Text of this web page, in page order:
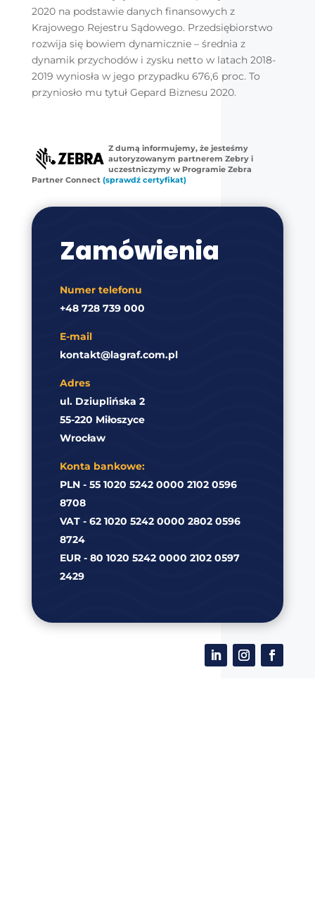
2020 na podstawie danych finansowych z
Krajowego Rejestru Sądowego. Przedsiębiorstwo
rozwija się bowiem dynamicznie – średnia z
dynamik przychodów i zysku netto w latach 2018-
2019 wyniosła w jego przypadku 676,6 proc. To
przyniosło mu tytuł Gepard Biznesu 2020.
Z dumą informujemy, że jesteśmy
autoryzowanym partnerem Zebry i
uczestniczymy w Programie Zebra
Partner Connect (sprawdź certyfikat)
Zamówienia
Numer telefonu
+48 728 739 000
E-mail
kontakt@lagraf.com.pl
Adres
ul. Dziuplińska 2
55-220 Miłoszyce
Wrocław
Konta bankowe:
PLN - 55 1020 5242 0000 2102 0596
8708
VAT - 62 1020 5242 0000 2802 0596
8724
EUR - 80 1020 5242 0000 2102 0597
2429